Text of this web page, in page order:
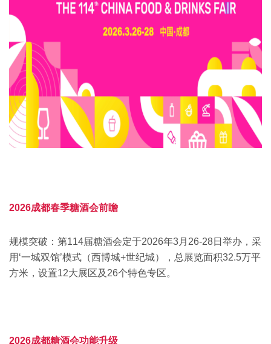
2026成都春季糖酒会前瞻
‌规模突破‌：‌第114届糖酒会定于2026年3月26-28日举办，采
用‘‌一城双馆’模式（‌西博城+‌世纪城），总展览面积32.5万平
方米，设置12大展区及26个特色专区。‌‌
2026成都糖酒会功能升级‌